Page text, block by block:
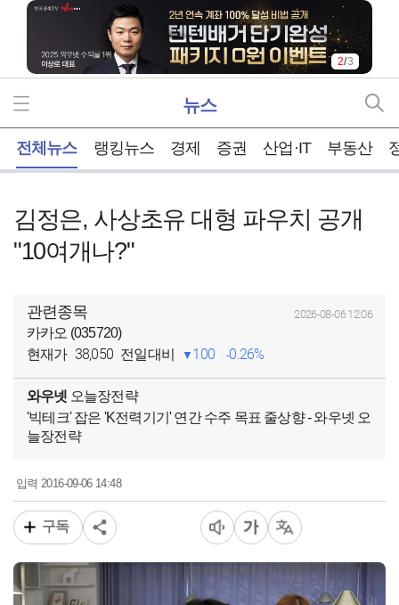
2/3
뉴스
전체뉴스 랭킹뉴스 경제 증권 산업·IT 부동산
김정은, 사상초유 대형 파우치 공개
"10여개나?"
관련종목 2026-08-06 12:06
카카오 (035720)
현재가 38,050 전일대비 100 0.26%
와우넷 오늘장전략
'빅테크' 잡은 'K전력기기' 연간 수주 목표 줄상향 - 와우넷 오
늘장전략
입력 2016-09-06 14:48
구독